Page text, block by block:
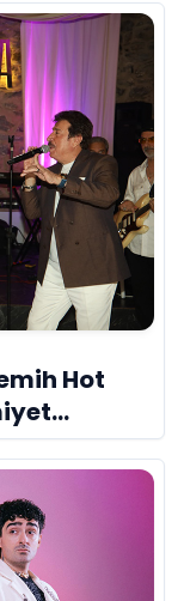
Hot
Kutladı!